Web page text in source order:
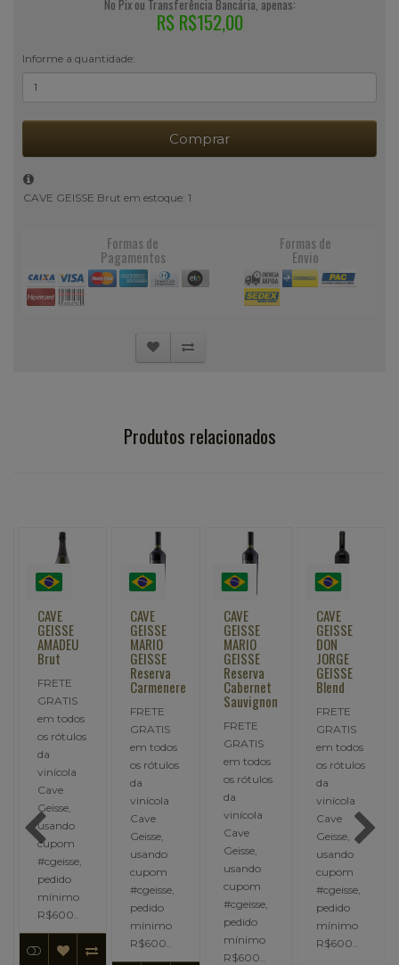
No Pix ou Transferência Bancária, apenas:
R$ R$152,00
Informe a quantidade:
Comprar
CAVE GEISSE Brut em estoque: 1
Formas de
Pagamentos
Formas de
Envio
Produtos relacionados
CAVE
GEISSE
AMADEU
Brut
FRETE
GRATIS
em todos
os rótulos
da
vinícola
Cave
Geisse,
usando
cupom
#cgeisse,
pedido
mínimo
R$600..
CAVE
GEISSE
MARIO
GEISSE
Reserva
Carmenere
FRETE
GRATIS
em todos
os rótulos
da
vinícola
Cave
Geisse,
usando
cupom
#cgeisse,
pedido
mínimo
R$600..
CAVE
GEISSE
MARIO
GEISSE
Reserva
Cabernet
Sauvignon
FRETE
GRATIS
em todos
os rótulos
da
vinícola
Cave
Geisse,
usando
cupom
#cgeisse,
pedido
mínimo
R$600..
CAVE
GEISSE
DON
JORGE
GEISSE
Blend
FRETE
GRATIS
em todos
os rótulos
da
vinícola
Cave
Geisse,
usando
cupom
#cgeisse,
pedido
mínimo
R$600..